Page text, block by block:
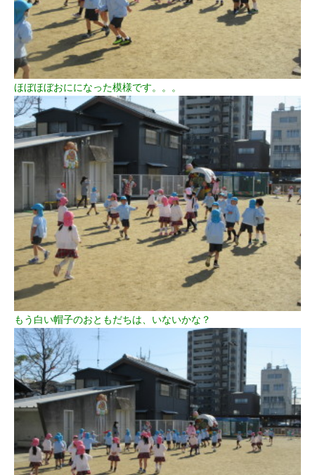
ほぼほぼおにになった模様です。。。
もう白い帽子のおともだちは、いないかな？